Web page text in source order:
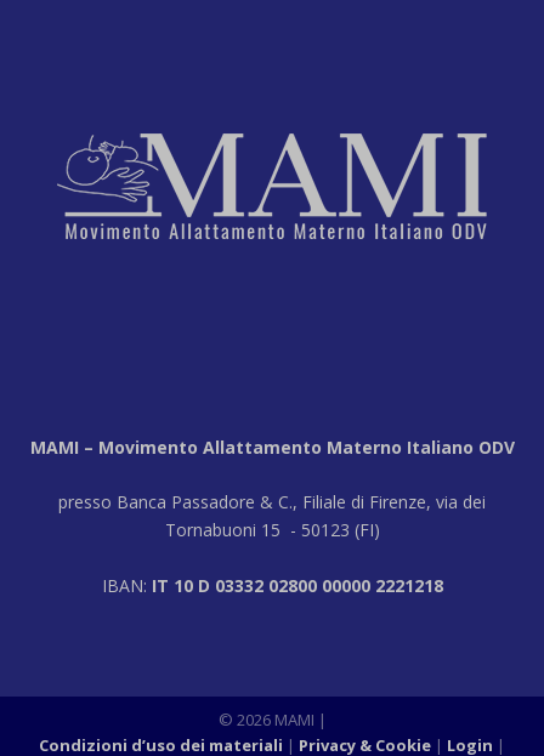
MAMI – Movimento Allattamento Materno Italiano ODV
presso Banca Passadore & C., Filiale di Firenze, via dei
Tornabuoni 15 - 50123 (FI)
IBAN: IT 10 D 03332 02800 00000 2221218
© 2026 MAMI |
Condizioni d’uso dei materiali
Privacy & Cookie Login |